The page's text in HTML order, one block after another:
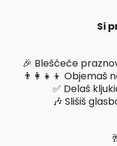
Si
🎉 Bleščeče
👨‍👩‍👧‍👦 Objemaš
✅ Delaš
🎶 Slišiš